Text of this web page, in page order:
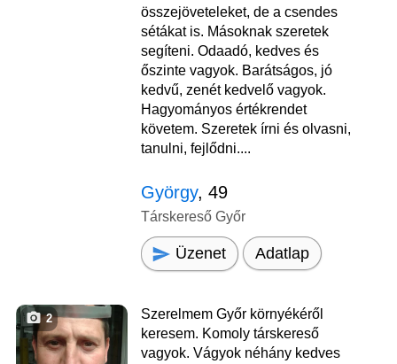
összejöveteleket, de a csendes
sétákat is. Másoknak szeretek
segíteni. Odaadó, kedves és
őszinte vagyok. Barátságos, jó
kedvű, zenét kedvelő vagyok.
Hagyományos értékrendet
követem. Szeretek írni és olvasni,
tanulni, fejlődni....
György, 49
Társkereső Győr
Üzenet Adatlap
2
Szerelmem Győr környékéről
keresem. Komoly társkereső
vagyok. Vágyok néhány kedves